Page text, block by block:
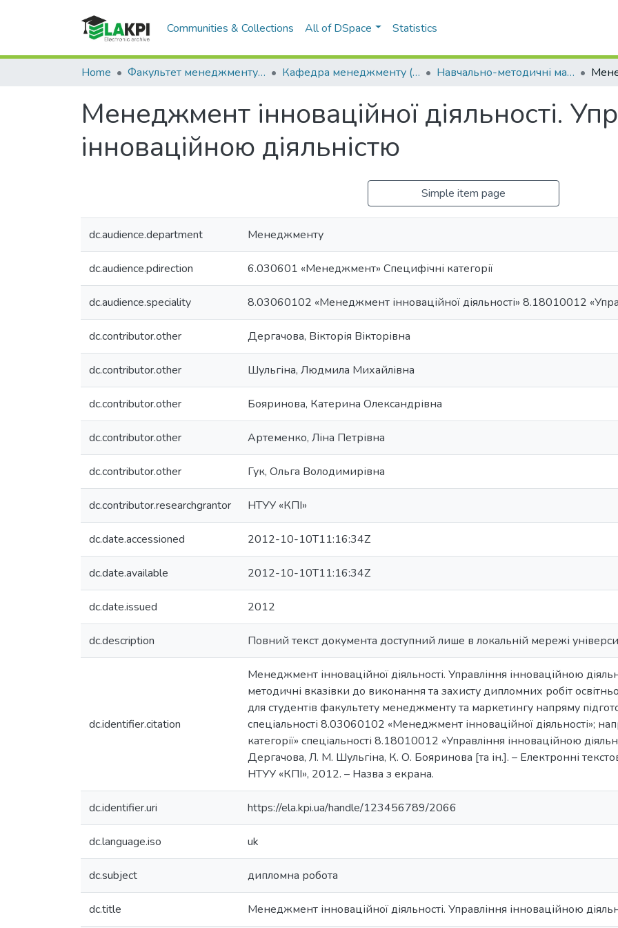
Communities & Collections All of DSpace Statistics
Home Факультет менеджменту та маркетингу (ФММ) Кафедра менеджменту (КМ) Навчально-методичні матеріали (КМ)
Менеджмент інноваційної діяльності.
інноваційною діяльністю
Simple item page
dc.audience.department Менеджменту
dc.audience.pdirection 6.030601 «Менеджмент» Специфічні категорії
dc.audience.speciality 8.03060102 «Менеджмент інноваційної діяльності» 8.18010012
dc.contributor.other Дергачова, Вікторія Вікторівна
dc.contributor.other Шульгіна, Людмила Михайлівна
dc.contributor.other Бояринова, Катерина Олександрівна
dc.contributor.other Артеменко, Ліна Петрівна
dc.contributor.other Гук, Ольга Володимирівна
dc.contributor.researchgrantor НТУУ «КПІ»
dc.date.accessioned 2012-10-10T11:16:34Z
dc.date.available 2012-10-10T11:16:34Z
dc.date.issued 2012
dc.description Повний текст документа доступний лише в локальній мережі
dc.identifier.citation
Менеджмент інноваційної діяльності. Управління інноваційною
методичні вказівки до виконання та захисту дипломних робіт
для студентів факультету менеджменту та маркетингу напряму
спеціальності 8.03060102 «Менеджмент інноваційної діяльності»;
категорії» спеціальності 8.18010012 «Управління інноваційною
Дергачова, Л. М. Шульгіна, К. О. Бояринова [та ін.]. – Електронні
НТУУ «КПІ», 2012. – Назва з екрана.
dc.identifier.uri https://ela.kpi.ua/handle/123456789/2066
dc.language.iso uk
dc.subject дипломна робота
dc.title Менеджмент інноваційної діяльності. Управління інноваційною